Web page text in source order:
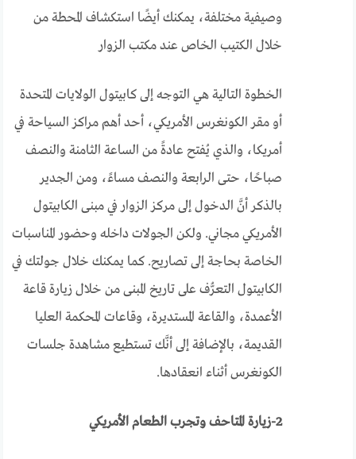
وصيفية مختلفة، يمكنك أيضًا استكشاف المحطة من
خلال الكتيب الخاص عند مكتب الزوار
الخطوة التالية هي التوجه إلى كابيتول الولايات المتحدة
أو مقر الكونغرس الأمريكي، أحد أهم مراكز السياحة في
أمريكا، والذي يُفتح عادةً من الساعة الثامنة والنصف
صباحًا، حتى الرابعة والنصف مساءً، ومن الجدير
بالذكر أنَّ الدخول إلى مركز الزوار في مبنى الكابيتول
الأمريكي مجاني. ولكن الجولات داخله وحضور المناسبات
الخاصة بحاجة إلى تصاريح. كما يمكنك خلال جولتك في
الكابيتول التعرُّف على تاريخ المبنى من خلال زيارة قاعة
الأعمدة، والقاعة المستديرة، وقاعات المحكمة العليا
القديمة، بالإضافة إلى أنَّك تستطيع مشاهدة جلسات
الكونغرس أثناء انعقادها.
2-زيارة المتاحف وتجرب الطعام الأمريكي